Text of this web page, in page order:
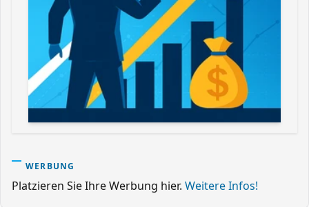
WERBUNG
Platzieren Sie Ihre Werbung hier. Weitere Infos!